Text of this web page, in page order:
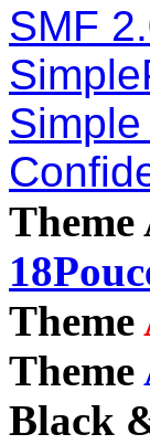
SMF
Theme
Theme
Theme
Black